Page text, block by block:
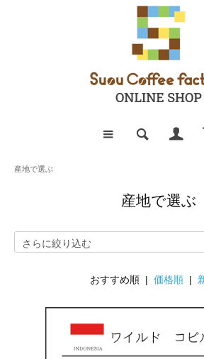
産地で選ぶ
産地で選ぶ
おすすめ順 | 価格順 |